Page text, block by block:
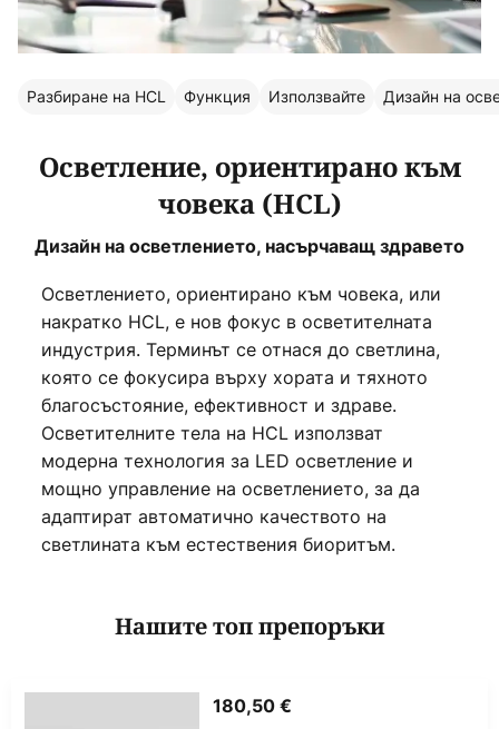
Разбиране на HCL Функция Използвайте Дизайн на
Осветление, ориентирано към
човека (HCL)
Дизайн на осветлението, насърчаващ здравето
Осветлението, ориентирано към човека, или
накратко HCL, е нов фокус в осветителната
индустрия. Терминът се отнася до светлина,
която се фокусира върху хората и тяхното
благосъстояние, ефективност и здраве.
Осветителните тела на HCL използват
модерна технология за LED осветление и
мощно управление на осветлението, за да
адаптират автоматично качеството на
светлината към естествения биоритъм.
Нашите топ препоръки
180,50 €